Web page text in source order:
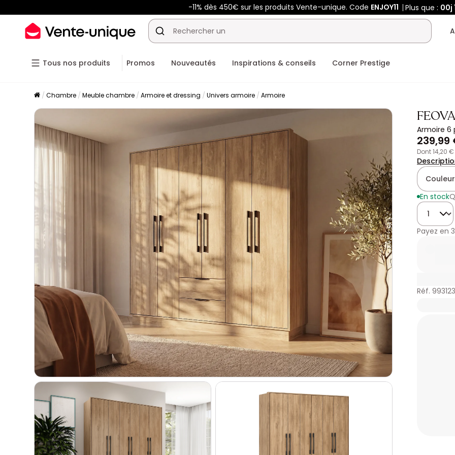
-11% dès 450€ sur les produits Vente-unique. Code ENJOY11 Plus que : 00j
Tous nos produits Promos Nouveautés Inspirations & conseils Corner Prestige
Chambre Meuble chambre Armoire et dressing Univers armoire Armoire
FEOVA
Armoire 6
239,99
dont 14,20
En stock
Quantité
Payez en
Réf. 993123